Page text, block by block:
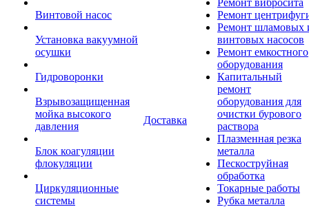
Винтовой насос
Установка вакуумной
осушки
Гидроворонки
Взрывозащищенная
мойка высокого
давления
Блок коагуляции
флокуляции
Циркуляционные
системы
Доставка
Ремонт вибросита
Ремонт
Ремонт шламовых
винтовых насосов
Ремонт емкостного
оборудования
Капитальный
ремонт
оборудования для
очистки бурового
раствора
Плазменная резка
металла
Пескоструйная
обработка
Токарные работы
Рубка металла